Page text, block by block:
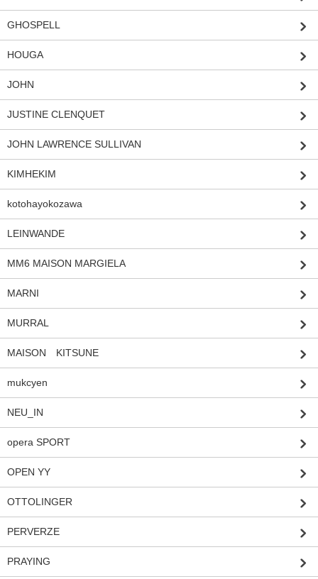
GHOSPELL
HOUGA
JOHN
JUSTINE CLENQUET
JOHN LAWRENCE SULLIVAN
KIMHEKIM
kotohayokozawa
LEINWANDE
MM6 MAISON MARGIELA
MARNI
MURRAL
MAISON KITSUNE
mukcyen
NEU_IN
opera SPORT
OPEN YY
OTTOLINGER
PERVERZE
PRAYING